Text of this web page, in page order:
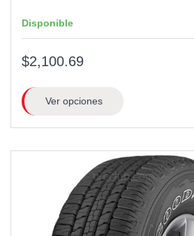
Disponible
$2,100.69
Ver opciones